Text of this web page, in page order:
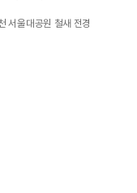
서울대공원 철새 전경